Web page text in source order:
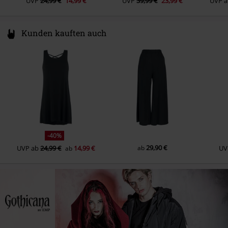
Kunden kauften auch
-40%
UVP ab24,99 € ab 14,99 € ab 29,90 €